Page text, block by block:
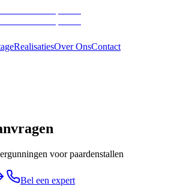
RealisatiesOver OnsContact
voor paardenstallen
Bel een expert